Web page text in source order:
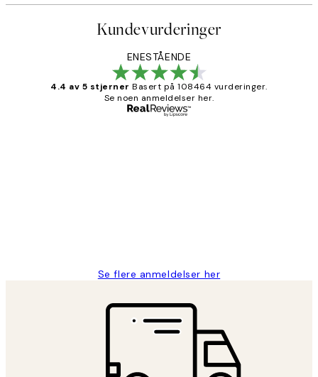
Kundevurderinger
ENESTÅENDE
4.4 av 5 stjerner Basert på 108464 vurderinger.
Se noen anmeldelser her.
Se flere anmeldelser her